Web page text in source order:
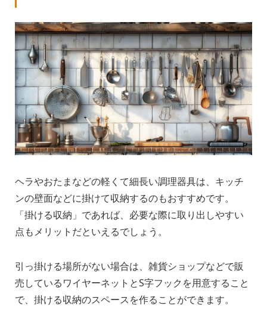
ヘラやおたまなどの軽くて細長い調理器具は、キッチ
ンの壁面などに掛けて収納するのもおすすめです。
「掛ける収納」であれば、必要な際に取り出しやすい
点もメリットだといえるでしょう。
引っ掛ける場所がない場合は、雑貨ショップなどで販
売しているワイヤーネットとS字フックを用意すること
で、掛ける収納のスペースを作ることができます。